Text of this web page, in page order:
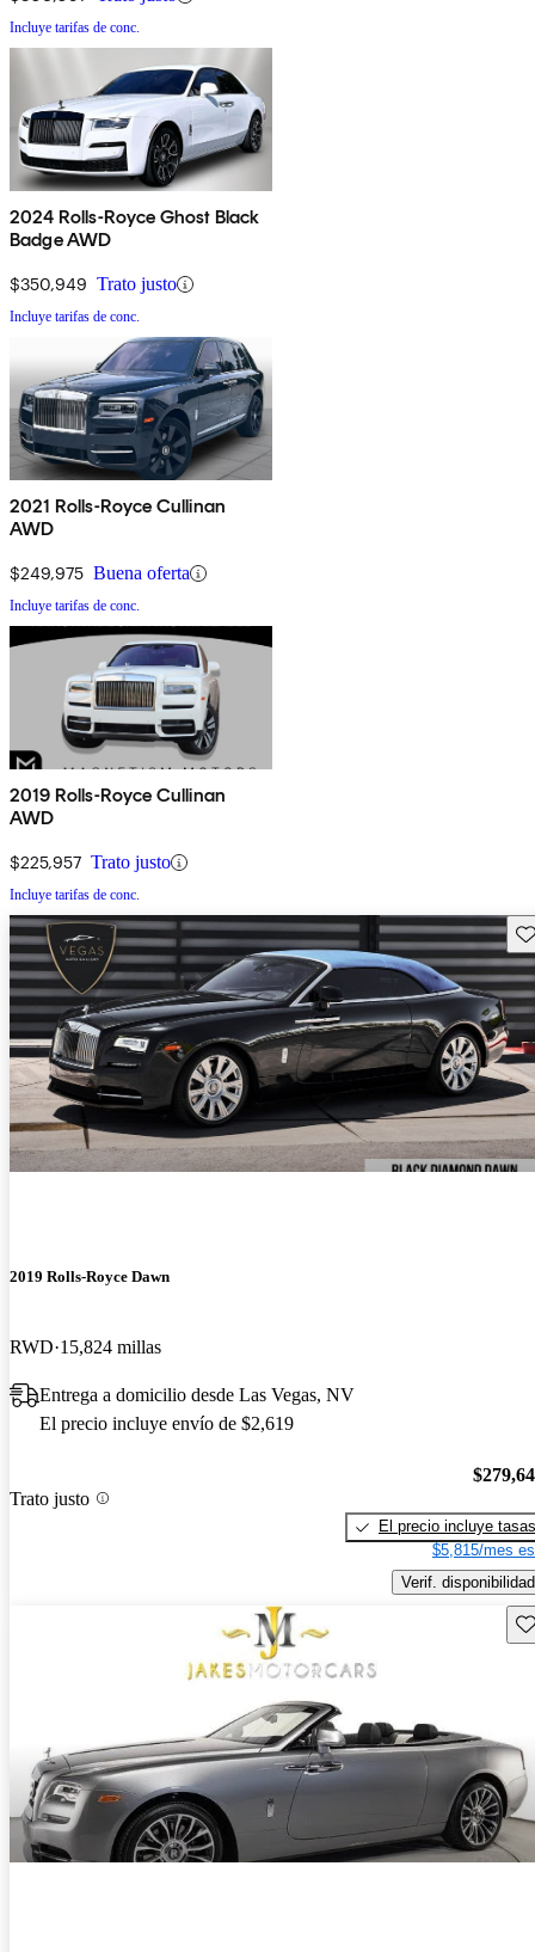
Incluye tarifas de conc.
2024 Rolls-Royce Ghost Black
Badge AWD
$350,949 Trato justo
Incluye tarifas de conc.
2021 Rolls-Royce Cullinan
AWD
$249,975 Buena oferta
Incluye tarifas de conc.
2019 Rolls-Royce Cullinan
AWD
$225,957 Trato justo
Incluye tarifas de conc.
2019 Rolls-Royce Dawn
RWD 15,824 millas
Entrega a domicilio desde Las Vegas, NV
El precio incluye envío de $2,619
Trato justo
El precio incluye tasas
$5,815/mes
Verif. disponibilidad